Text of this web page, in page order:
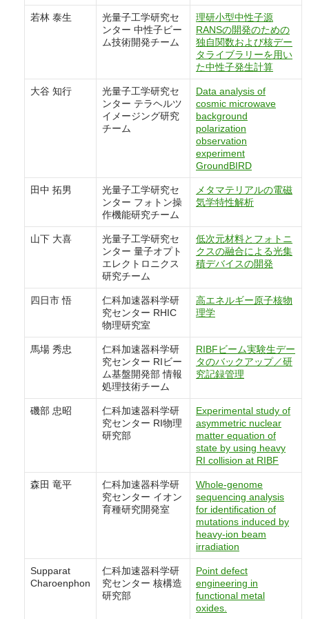
若林 泰生
光量子工学研究セ
ンター 中性子ビー
ム技術開発チーム
理研小型中性子源
RANSの開発のための
独自関数および核デー
タライブラリーを用い
た中性子発生計算
大谷 知行
光量子工学研究セ
ンター テラヘルツ
イメージング研究
チーム
Data analysis of
cosmic microwave
background
polarization
observation
experiment
GroundBIRD
田中 拓男
光量子工学研究セ
ンター フォトン操
作機能研究チーム
メタマテリアルの電磁
気学特性解析
山下 大喜
光量子工学研究セ
ンター 量子オプト
エレクトロニクス
研究チーム
低次元材料とフォトニ
クスの融合による光集
積デバイスの開発
四日市 悟
仁科加速器科学研
究センター RHIC
物理研究室
高エネルギー原子核物
理学
馬場 秀忠
仁科加速器科学研
究センター RIビー
ム基盤開発部 情報
処理技術チーム
RIBFビーム実験生デー
タのバックアップ／研
究記録管理
磯部 忠昭
仁科加速器科学研
究センター RI物理
研究部
Experimental study of
asymmetric nuclear
matter equation of
state by using heavy
RI collision at RIBF
森田 竜平
仁科加速器科学研
究センター イオン
育種研究開発室
Whole-genome
sequencing analysis
for identification of
mutations induced by
heavy-ion beam
irradiation
Supparat
Charoenphon
仁科加速器科学研
究センター 核構造
研究部
Point defect
engineering in
functional metal
oxides.